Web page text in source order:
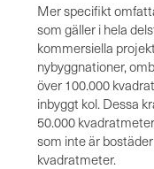
Mer specifikt
som gäller i hela
kommersiella
nybyggnationer,
över 100.000
inbyggt kol. Dessa
50.000
som inte är
kvadratmeter.